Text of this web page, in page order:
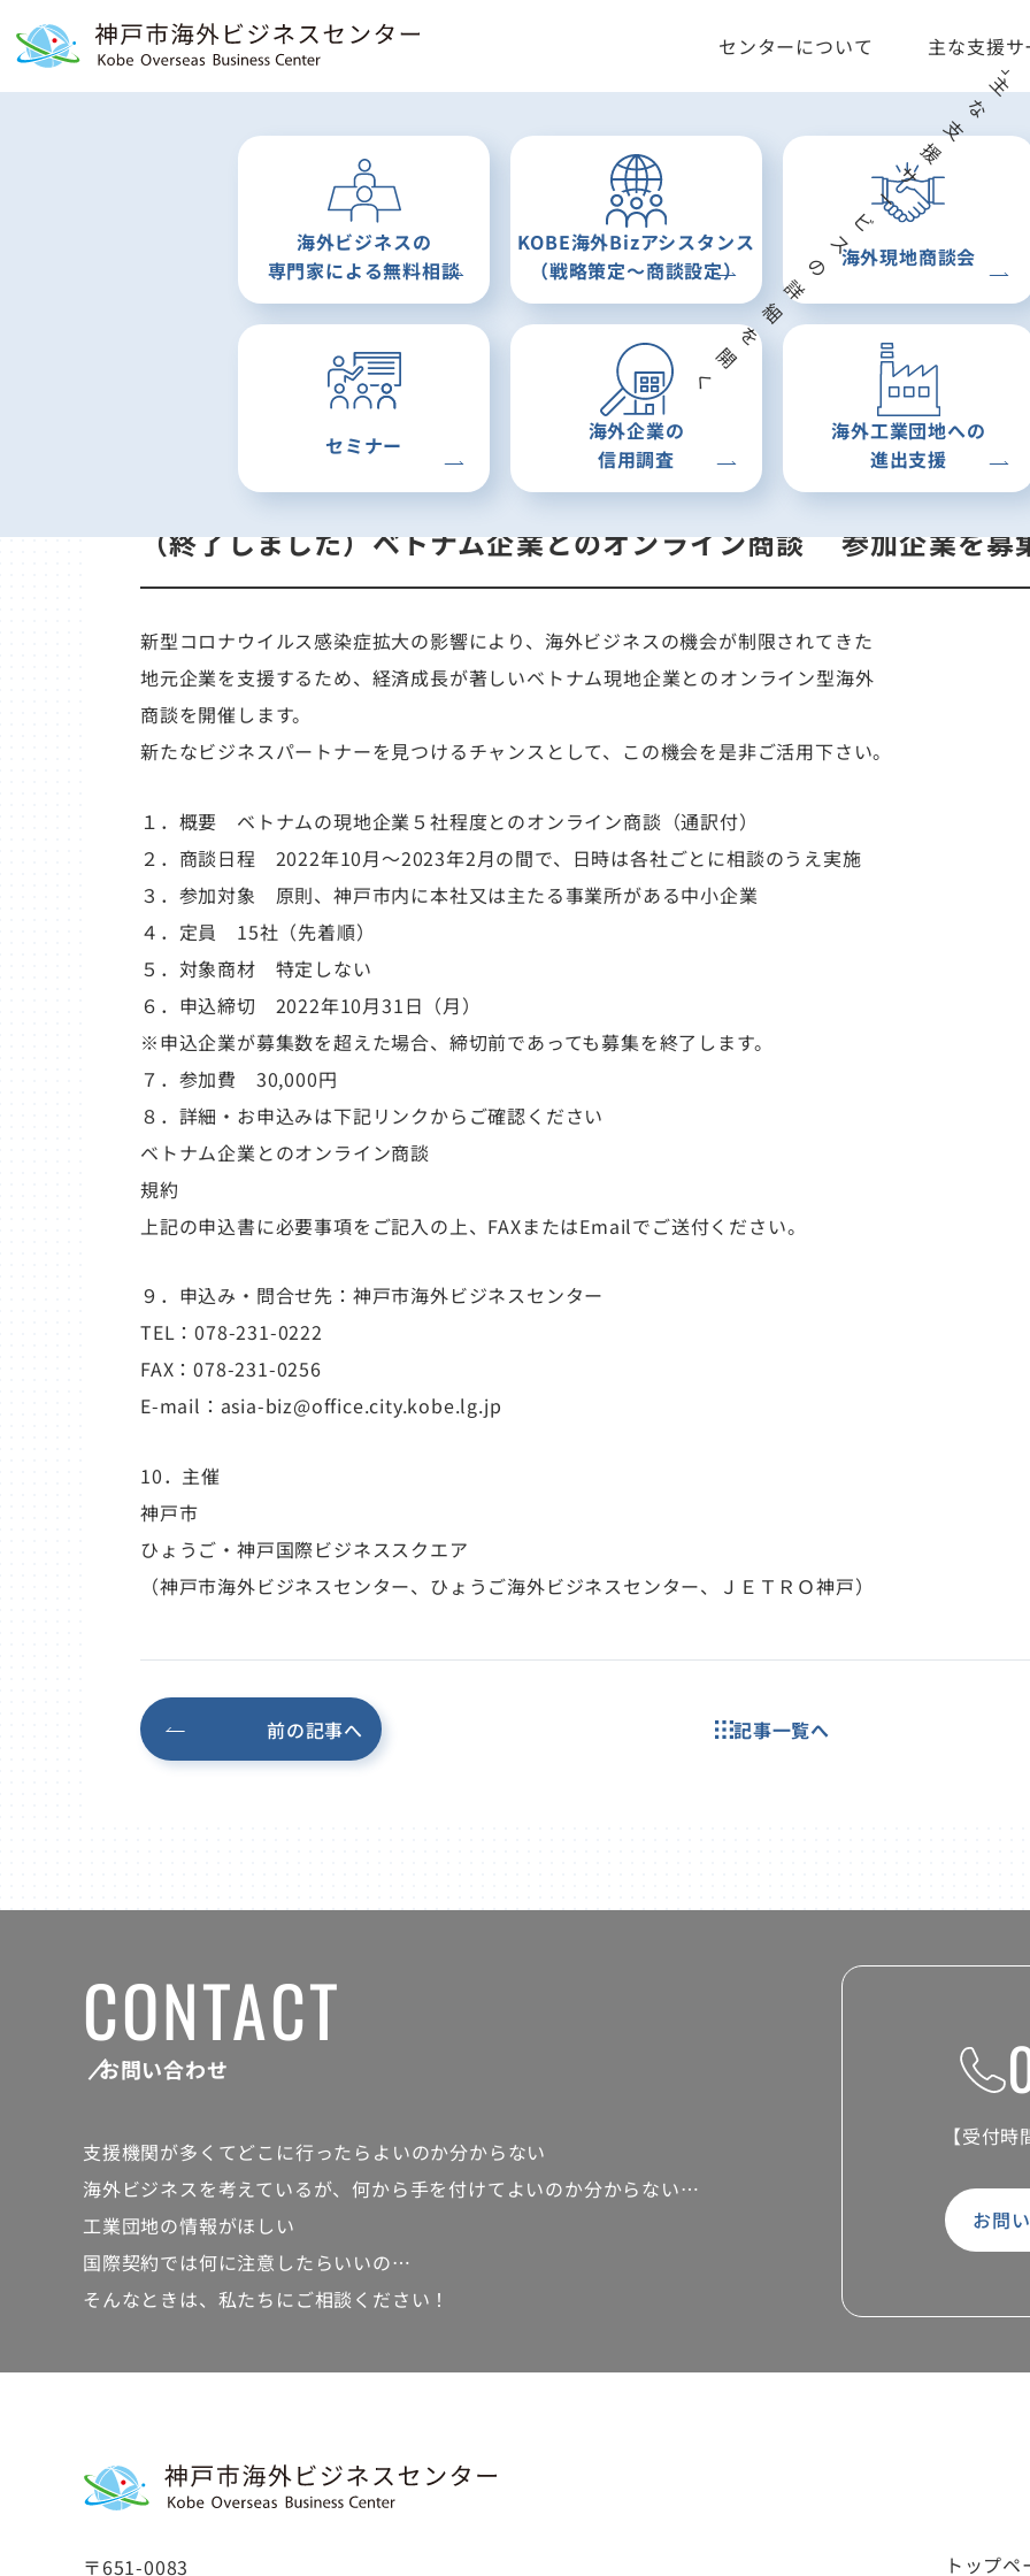
センターについて 主な支援サ
海外ビジネスの
専門家による無料相談
KOBE海外Bizアシスタンス
（戦略策定〜商談設定）
海外現地商談会
セミナー
海外企業の
信用調査
海外工業団地への
進出支援
（終了しました）ベトナム企業とのオンライン商談 参加企業を募
新型コロナウイルス感染症拡大の影響により、海外ビジネスの機会が制限されてきた
地元企業を支援するため、経済成長が著しいベトナム現地企業とのオンライン型海外
商談を開催します。
新たなビジネスパートナーを見つけるチャンスとして、この機会を是非ご活用下さい。
１．概要 ベトナムの現地企業５社程度とのオンライン商談（通訳付）
２．商談日程 2022年10月～2023年2月の間で、日時は各社ごとに相談のうえ実施
３．参加対象 原則、神戸市内に本社又は主たる事業所がある中小企業
４．定員 15社（先着順）
５．対象商材 特定しない
６．申込締切 2022年10月31日（月）
※申込企業が募集数を超えた場合、締切前であっても募集を終了します。
７．参加費 30,000円
８．詳細・お申込みは下記リンクからご確認ください
ベトナム企業とのオンライン商談
規約
上記の申込書に必要事項をご記入の上、FAXまたはEmailでご送付ください。
９．申込み・問合せ先：神戸市海外ビジネスセンター
TEL：078-231-0222
FAX：078-231-0256
E-mail：asia-biz@office.city.kobe.lg.jp
10．主催
神戸市
ひょうご・神戸国際ビジネススクエア
（神戸市海外ビジネスセンター、ひょうご海外ビジネスセンター、ＪＥＴＲＯ神戸）
前の記事へ 記事一覧へ
CONTACT
お問い合わせ
支援機関が多くて どこに行ったらよいのか分からない
海外ビジネスを考えているが、 何から手を付けてよいのか分からない…
工業団地の情報がほしい
国際契約では何に注意したらいいの…
そんなときは、私たちにご相談ください！
【受付時
お問
〒651-0083 トップペ